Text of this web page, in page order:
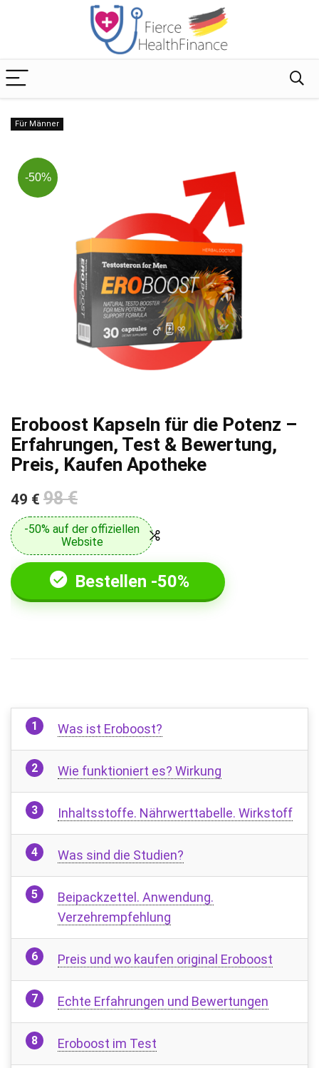
Für Männer
-50%
Eroboost Kapseln für die Potenz –
Erfahrungen, Test & Bewertung,
Preis, Kaufen Apotheke
49 € 98 €
-50% auf der offiziellen
Website
Bestellen -50%
Was ist Eroboost?
Wie funktioniert es? Wirkung
Inhaltsstoffe. Nährwerttabelle. Wirkstoff
Was sind die Studien?
Beipackzettel. Anwendung.
Verzehrempfehlung
Preis und wo kaufen original Eroboost
Echte Erfahrungen und Bewertungen
Eroboost im Test